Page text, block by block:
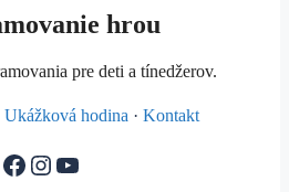
hrou
pre deti a tínedžerov.
Ukážková hodina · Kontakt
Facebook
Instagram
YouTube